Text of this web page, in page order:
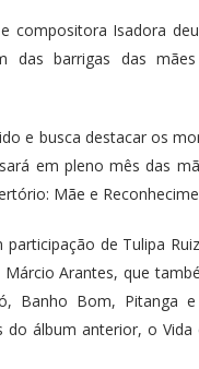
compositora Isadora
das barrigas das
e busca destacar os
em pleno mês das
Mãe e
de Tulipa
Arantes, que
Banho Bom, Pitanga
do álbum anterior, o